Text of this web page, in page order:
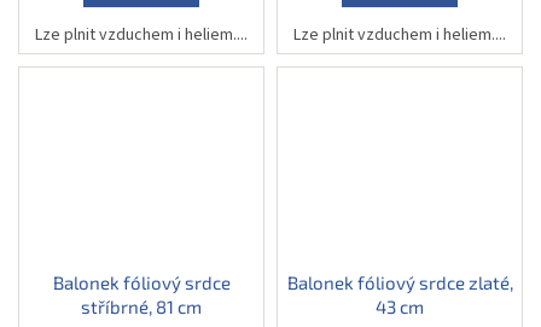
Lze plnit vzduchem i heliem.... Lze plnit vzduchem i heliem....
Balonek fóliový srdce
stříbrné, 81 cm
Balonek fóliový srdce zlaté,
43 cm